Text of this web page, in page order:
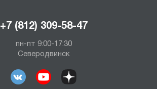
+7 (812) 309-58-47
пн-пт 9:00-17:30
Северодвинск